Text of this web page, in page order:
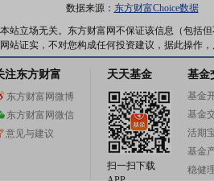
数据来源： 东方财富Choice数据
站立场无关。东方财富网不保证该信息（包括
证实，不对您构成任何投资建议，据此操作，
注东方财富
东方财富网微博
东方财富网微信
意见与建议
天天基金
扫一扫下载
基金
基金
基金
活期
基金
稳健